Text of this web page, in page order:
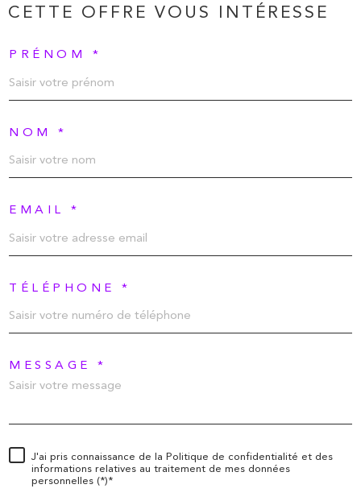
CETTE OFFRE VOUS INTÉRESSE
PRÉNOM *
NOM *
EMAIL *
TÉLÉPHONE *
MESSAGE *
J'ai pris connaissance de la Politique de confidentialité et des
informations relatives au traitement de mes données
personnelles (*)*